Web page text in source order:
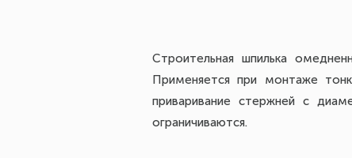
Строительная шпилька
Применяется при монтаже
приваривание стержней с
ограничиваются.